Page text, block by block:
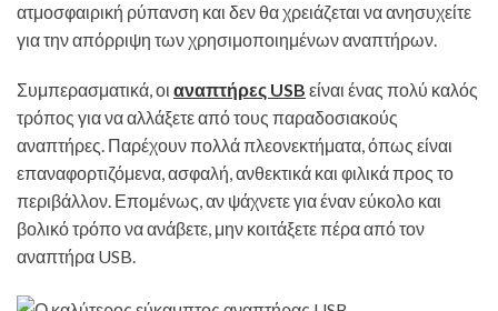
ατμοσφαιρική ρύπανση και δεν θα χρειάζεται να ανησυχείτε
για την απόρριψη των χρησιμοποιημένων αναπτήρων.
Συμπερασματικά, οι αναπτήρες USB είναι ένας πολύ καλός
τρόπος για να αλλάξετε από τους παραδοσιακούς
αναπτήρες. Παρέχουν πολλά πλεονεκτήματα, όπως είναι
επαναφορτιζόμενα, ασφαλή, ανθεκτικά και φιλικά προς το
περιβάλλον. Επομένως, αν ψάχνετε για έναν εύκολο και
βολικό τρόπο να ανάβετε, μην κοιτάξετε πέρα ​​από τον
αναπτήρα USB.